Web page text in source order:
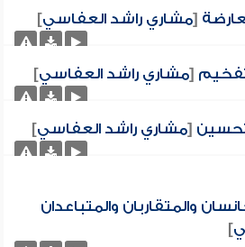
[مشاري راشد العفاسي]
[مشاري راشد العفاسي]
[مشاري راشد العفاسي]
والمتقاربان والمتباعدان
]